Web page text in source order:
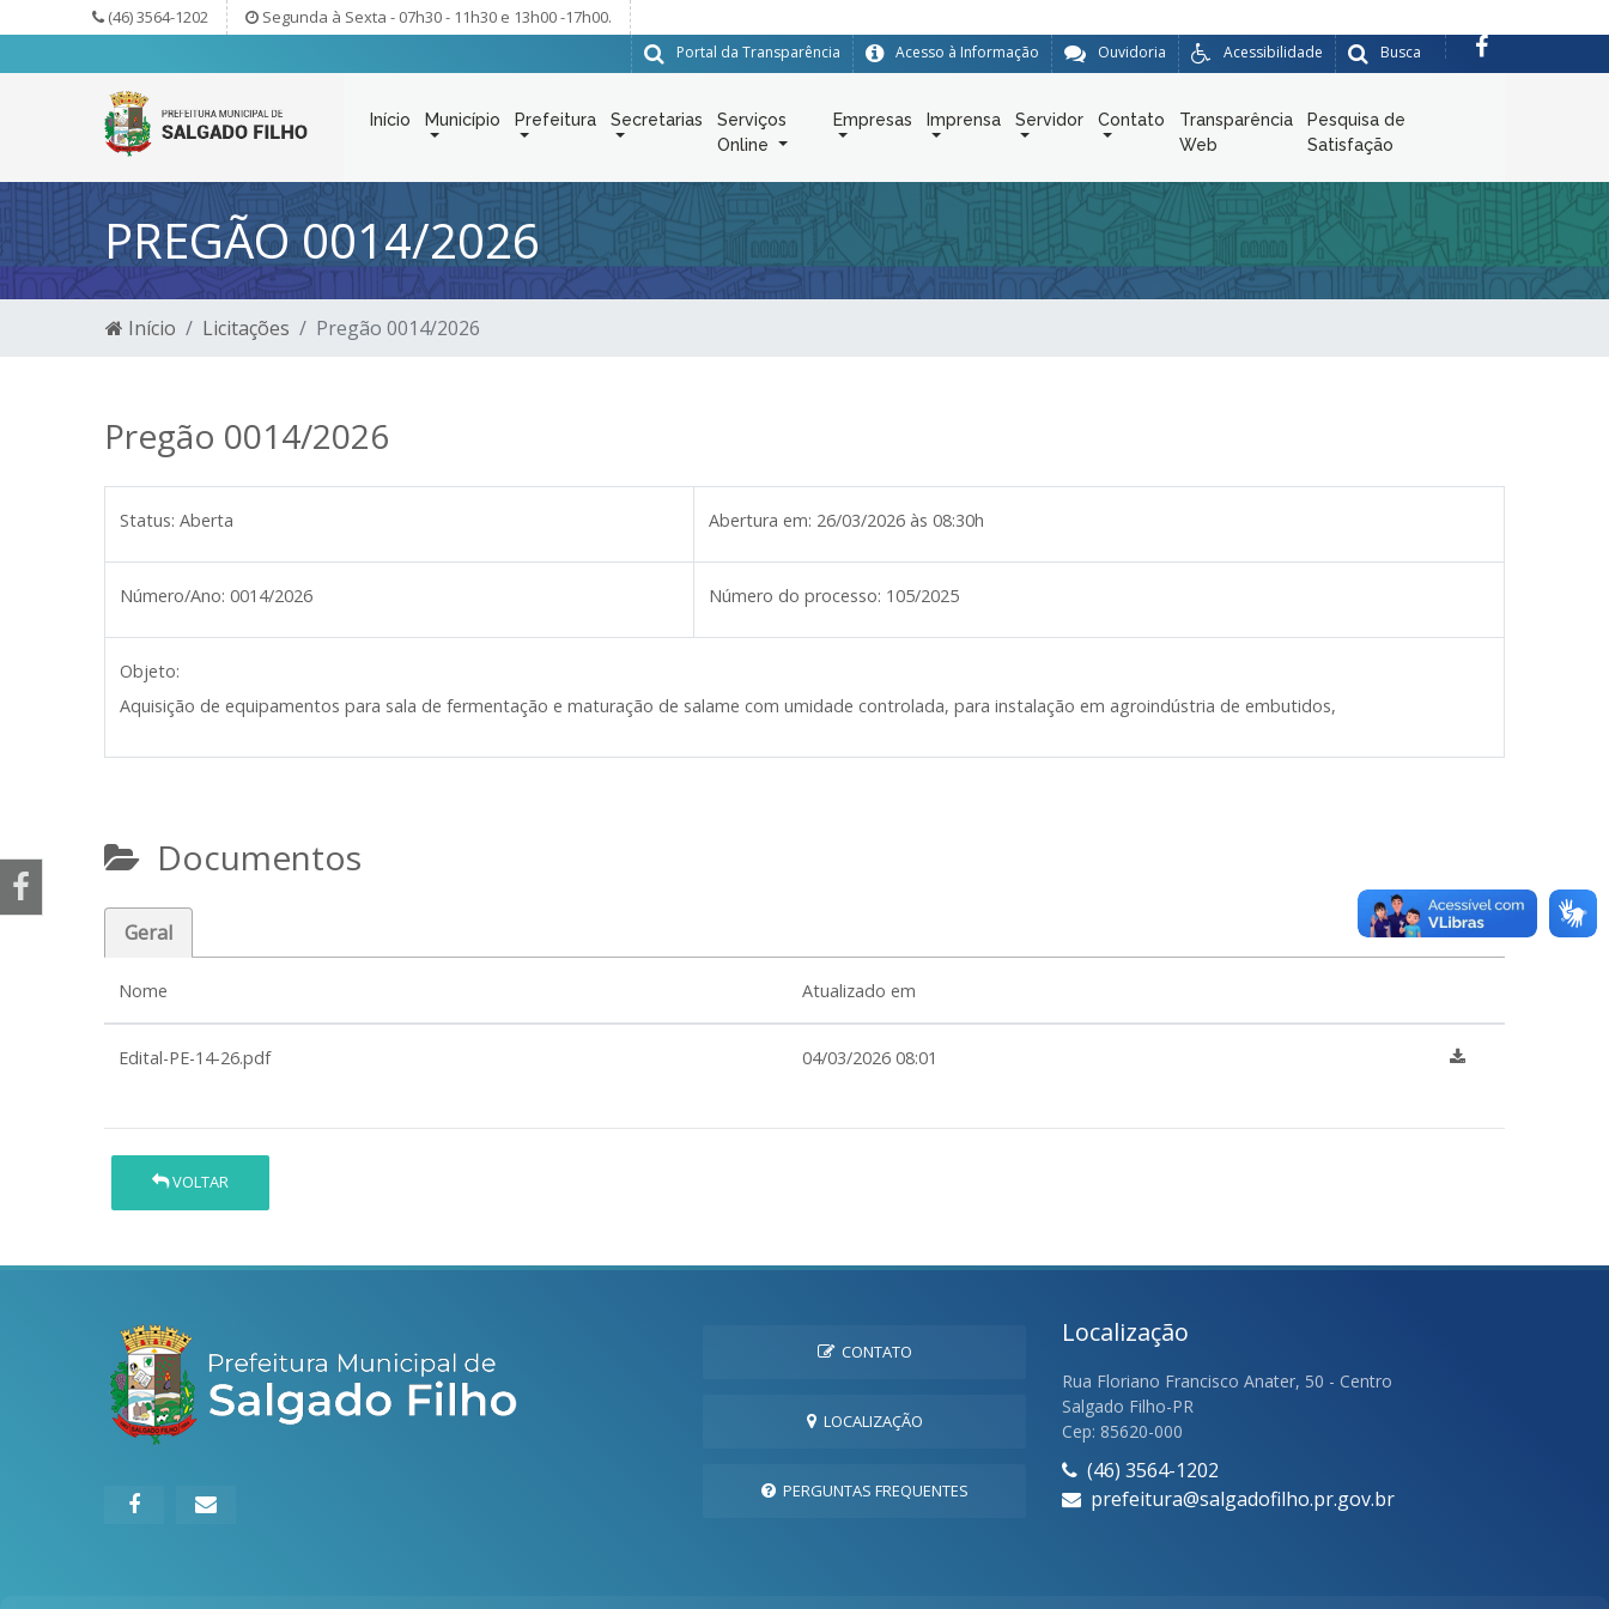
(46) 3564-1202 Segunda à Sexta - 07h30 - 11h30 e 13h00 -17h00.
Busca
Acessibilidade
Ouvidoria
Acesso à Informação
Portal da Transparência
Início Município Prefeitura Secretarias
Serviços
Online
Empresas Imprensa Servidor Contato
Transparência
Web
Pesquisa de
Satisfação
PREGÃO 0014/2026
Início Licitações Pregão 0014/2026
Pregão 0014/2026
Status: Aberta Abertura em: 26/03/2026 às 08:30h
Número/Ano: 0014/2026 Número do processo: 105/2025
Objeto:
Aquisição de equipamentos para sala de fermentação e maturação de salame com umidade controlada, para instalação em agroindústria de embutidos,
Documentos
Geral
Nome Atualizado em
Edital-PE-14-26.pdf 04/03/2026 08:01
VOLTAR
CONTATO
LOCALIZAÇÃO
PERGUNTAS FREQUENTES
Localização
Rua Floriano Francisco Anater, 50 - Centro
Salgado Filho-PR
Cep: 85620-000
(46) 3564-1202
prefeitura@salgadofilho.pr.gov.br